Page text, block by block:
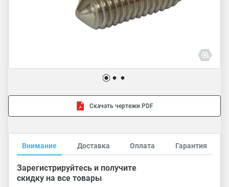
Скачать чертежи PDF
Внимание Доставка Оплата Гарантия
Зарегистрируйтесь и получите
скидку на все товары